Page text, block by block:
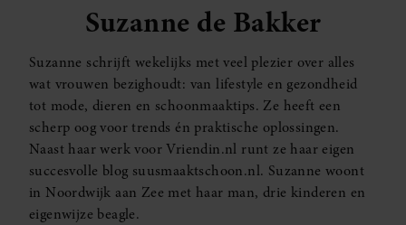
Suzanne de Bakker
Suzanne schrijft wekelijks met veel plezier over alles
wat vrouwen bezighoudt: van lifestyle en gezondheid
tot mode, dieren en schoonmaaktips. Ze heeft een
scherp oog voor trends én praktische oplossingen.
Naast haar werk voor Vriendin.nl runt ze haar eigen
succesvolle blog suusmaaktschoon.nl. Suzanne woont
in Noordwijk aan Zee met haar man, drie kinderen en
eigenwijze beagle.